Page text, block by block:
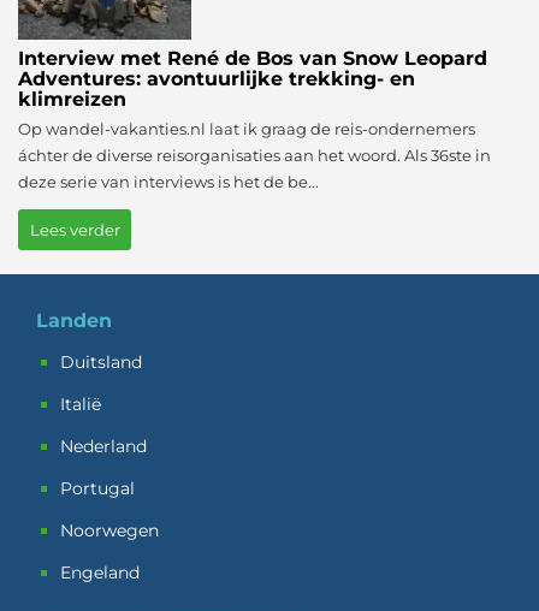
Interview met René de Bos van Snow Leopard
Adventures: avontuurlijke trekking- en
klimreizen
Op wandel-vakanties.nl laat ik graag de reis-ondernemers
áchter de diverse reisorganisaties aan het woord. Als 36ste in
deze serie van interviews is het de be...
Lees verder
Landen
Duitsland
Italië
Nederland
Portugal
Noorwegen
Engeland